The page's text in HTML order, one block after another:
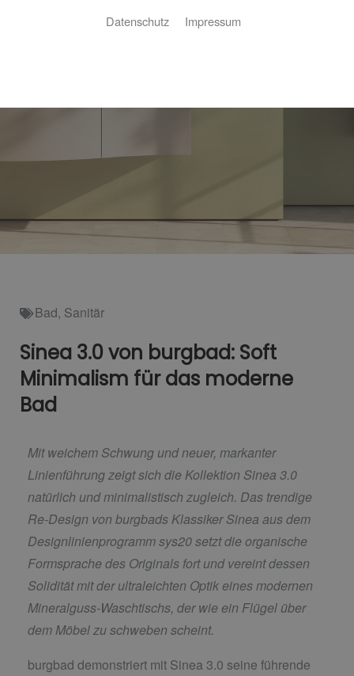
Bad, Sanitär
Sinea 3.0 von burgbad: Soft
Minimalism für das moderne
Bad
Mit weichem Schwung und neuer, markanter
Linienführung zeigt sich die Kollektion Sinea 3.0
natürlich und minimalistisch zugleich. Das trendige
Re-Design von burgbads Klassiker Sinea aus dem
Designlinienprogramm sys20 setzt die organische
Formsprache des Originals fort und vereint dessen
Solidität mit der ultraleichten Optik eines modernen
Mineralguss-Waschtischs, der wie ein Flügel über
dem Möbel zu schweben scheint.
burgbad demonstriert mit Sinea 3.0 seine führende
Datenschutz Impressum